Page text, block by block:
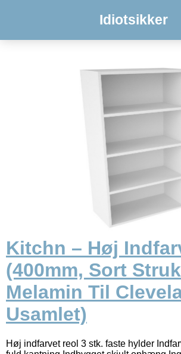
Idiotsikker
Kitchn – Høj
(400mm, Sort
Melamin Til
Usamlet)
Høj indfarvet reol 3 stk. faste hylder